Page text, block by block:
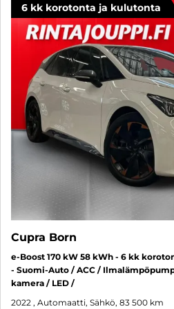
6 kk korotonta ja kulutonta
Cupra Born
e-Boost 170 kW 58 kWh - 6 kk
- Suomi-Auto / ACC /
kamera / LED /
2022 , Automaatti, Sähkö, 83 500 km